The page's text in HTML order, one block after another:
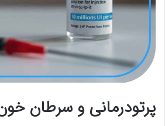
پرتودرمانی و سرطان